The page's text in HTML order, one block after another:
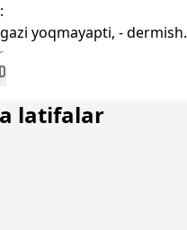
yoqmayapti, - dermish.
latifalar